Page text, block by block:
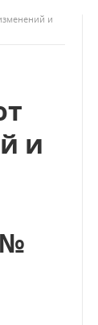
и
и
№